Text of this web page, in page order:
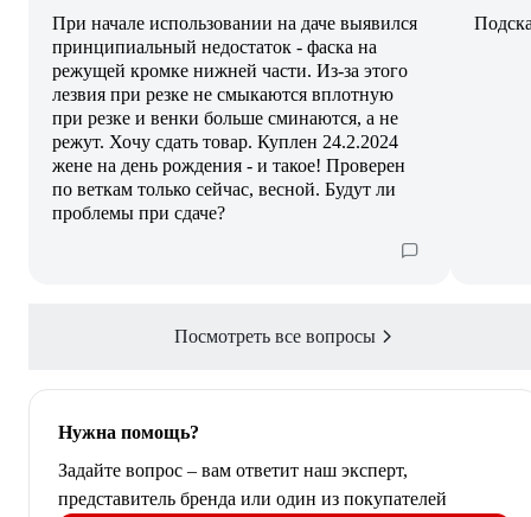
При начале использовании на даче выявился
принципиальный недостаток - фаска на
режущей кромке нижней части. Из-за этого
лезвия при резке не смыкаются вплотную
при резке и венки больше сминаются, а не
режут. Хочу сдать товар. Куплен 24.2.2024
жене на день рождения - и такое! Проверен
по веткам только сейчас, весной. Будут ли
проблемы при сдаче?
Посмотреть все вопросы
Нужна помощь?
Задайте вопрос – вам ответит наш эксперт,
представитель бренда или один из покупателей